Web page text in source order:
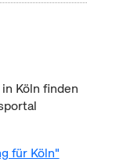
Köln finden
für Köln"